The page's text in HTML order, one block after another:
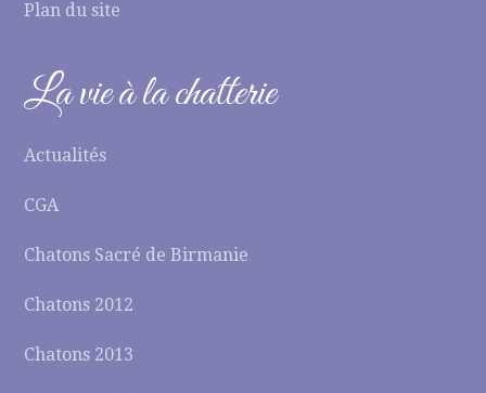
Plan du site
La vie à la chatterie
Actualités
CGA
Chatons Sacré de Birmanie
Chatons 2012
Chatons 2013